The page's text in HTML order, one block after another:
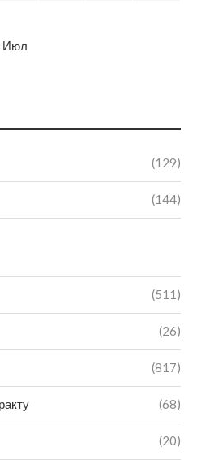
(129)
(144)
(511)
(26)
(817)
(68)
(20)
Июл